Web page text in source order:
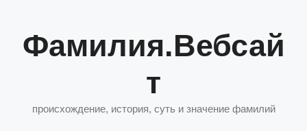
содержимому
Фамилия.Вебсай
т
происхождение, история, суть и значение фамилий